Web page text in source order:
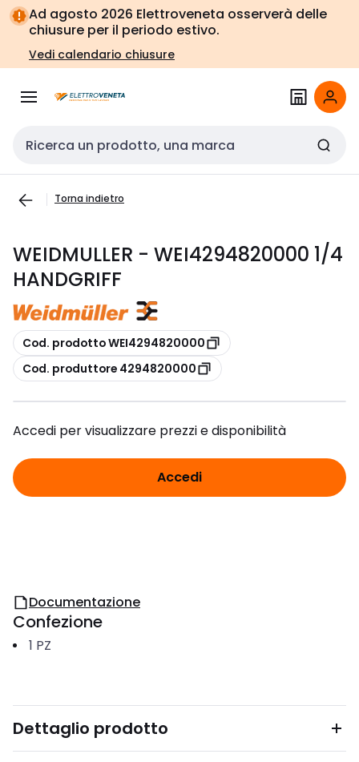
Vai alla
navigazione
Vai
alla
pagina
Ad agosto 2026 Elettroveneta osserverà delle
chiusure per il periodo estivo.
Vedi calendario chiusure
Cerca input
Torna indietro
WEIDMULLER - WEI4294820000 1/4
HANDGRIFF
copia
Cod. prodotto WEI4294820000
copia
Cod. produttore 4294820000
Accedi per visualizzare prezzi e disponibilità
Accedi
Documentazione
Confezione
1 PZ
Dettaglio prodotto